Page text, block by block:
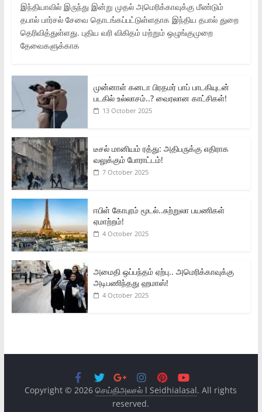
இந்தியாவில் இருந்து இன்று முதல் அமெரிக்காவுக்கு மீண்டும்
தபால் பார்சல் சேவை தொடங்கப்பட்டுள்ளதாக இந்திய தபால் துறை
தெரிவித்துள்ளது. புதிய வரி விகிதம் மற்றும் ஒழுங்குமுறை
தேவைகளுக்காக
முன்னாள் கனடா பிரதமர் பாப் பாடகியுடன்
படகில் உல்லாசம்..? வைரலான காட்சிகள்!
13 October 2025
டீசல் மானியம் ரத்து: அதிபருக்கு எதிராக
வலுக்கும் போராட்டம்!
7 October 2025
ஈபிள் கோபுரம் மூடல்..சுற்றுலா பயணிகள்
ஏமாற்றம்!
4 October 2025
அமைதி ஒப்பந்தம் ஏற்பு.. அமெரிக்காவுக்கு
அடிபணிந்தது ஹமாஸ்!
4 October 2025
Copyright © 2026செய்திஅலசல் l Seidhialasal. All rights
reserved.